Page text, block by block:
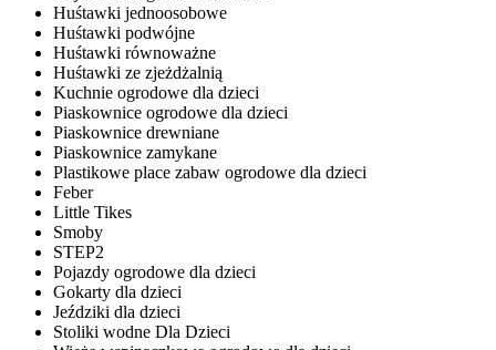
Huśtawki jednoosobowe
Huśtawki podwójne
Huśtawki równoważne
Huśtawki ze zjeżdżalnią
Kuchnie ogrodowe dla dzieci
Piaskownice ogrodowe dla dzieci
Piaskownice drewniane
Piaskownice zamykane
Plastikowe place zabaw ogrodowe dla dzieci
Feber
Little Tikes
Smoby
STEP2
Pojazdy ogrodowe dla dzieci
Gokarty dla dzieci
Jeździki dla dzieci
Stoliki wodne Dla Dzieci